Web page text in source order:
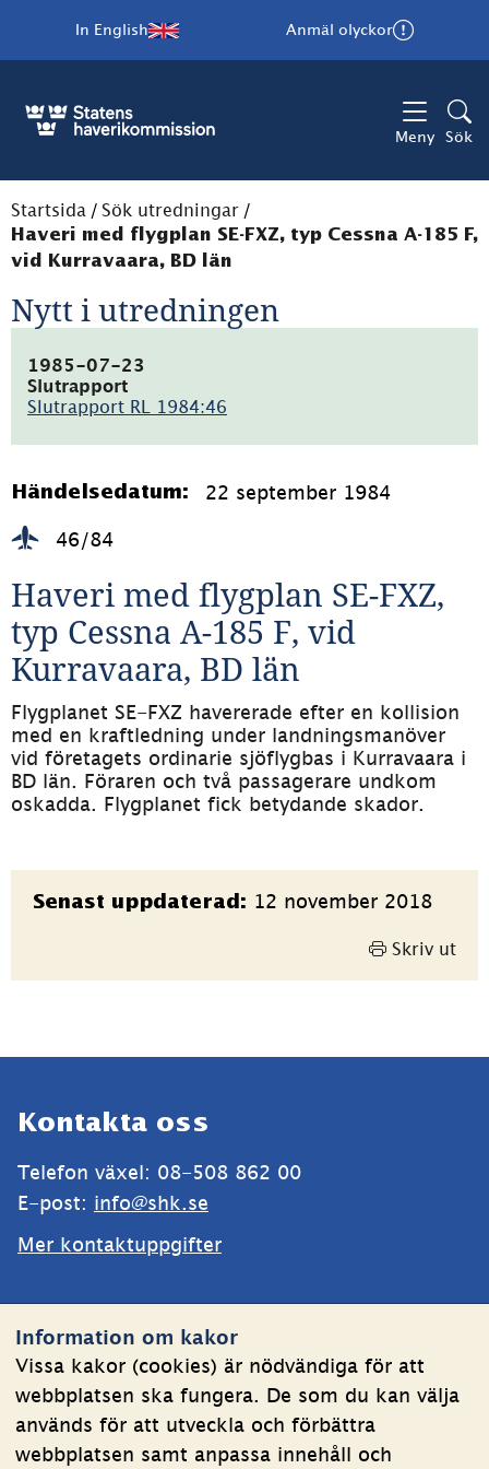
Information om kakor
Vissa kakor (cookies) är nödvändiga för att
webbplatsen ska fungera. De som du kan välja
används för att utveckla och förbättra
webbplatsen samt anpassa innehåll och
In English Anmäl olyckor
Meny Sök
Startsida / Sök utredningar /
Haveri med flygplan SE-FXZ, typ Cessna A-185 F,
vid Kurravaara, BD län
Nytt i utredningen
1985-07-23
Slutrapport
Slutrapport RL 1984:46
5.1MB)
Händelsedatum: 22 september 1984
46/84
Haveri med flygplan SE-FXZ,
typ Cessna A-185 F, vid
Kurravaara, BD län
Flygplanet SE-FXZ havererade efter en kollision
med en kraftledning under landningsmanöver
vid företagets ordinarie sjöflygbas i Kurravaara i
BD län. Föraren och två passagerare undkom
oskadda. Flygplanet fick betydande skador.
Sidinformation
Senast uppdaterad: 12 november 2018
Skriv ut
Kontakta oss
Telefon växel: 08-508 862 00
E-post: info@shk.se
Mer kontaktuppgifter
Om kakor
Behandling av personuppgifter
Tillgänglighetsredogörelse